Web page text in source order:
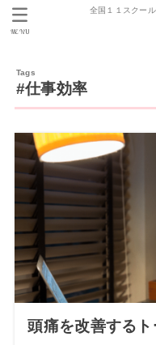
全国１１スクー
MENU
#仕事効率
頭痛を改善する